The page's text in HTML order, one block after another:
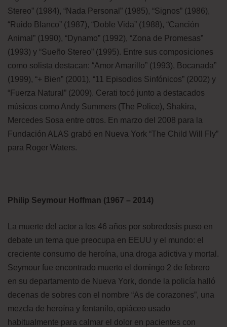
Stereo” (1984), “Nada Personal” (1985), “Signos” (1986),
“Ruido Blanco” (1987), “Doble Vida” (1988), “Canción
Animal” (1990), “Dynamo” (1992), “Zona de Promesas”
(1993) y “Sueño Stereo” (1995). Entre sus composiciones
como solista destacan: “Amor Amarillo” (1993), Bocanada”
(1999), “+ Bien” (2001), “11 Episodios Sinfónicos” (2002) y
“Fuerza Natural” (2009). Cerati tocó junto a destacados
músicos como Andy Summers (The Police), Shakira,
Mercedes Sosa entre otros. En marzo del 2008 para la
Fundación ALAS grabó en Nueva York “The Child Will Fly”
para Roger Waters.
Philip Seymour Hoffman (1967 – 2014)
La muerte del actor a los 46 años por sobredosis puso en
debate un tema que preocupa en EEUU y el mundo: el
creciente consumo de heroína, una droga adictiva y mortal.
Seymour fue encontrado muerto el domingo 2 de febrero
en su departamento de Nueva York, donde la policía halló
decenas de sobres con el nombre “As de corazones”, una
mezcla de heroína y fentanilo, opiáceo usado
habitualmente para calmar el dolor en pacientes con